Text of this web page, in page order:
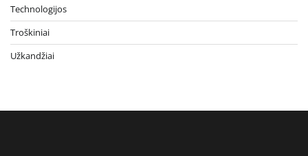
Technologijos
Troškiniai
Užkandžiai